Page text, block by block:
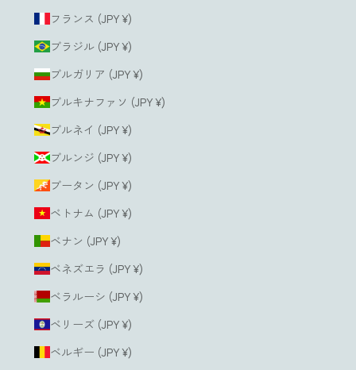
フランス (JPY ¥)
ブラジル (JPY ¥)
ブルガリア (JPY ¥)
ブルキナファソ (JPY ¥)
ブルネイ (JPY ¥)
ブルンジ (JPY ¥)
ブータン (JPY ¥)
ベトナム (JPY ¥)
ベナン (JPY ¥)
ベネズエラ (JPY ¥)
ベラルーシ (JPY ¥)
ベリーズ (JPY ¥)
ベルギー (JPY ¥)